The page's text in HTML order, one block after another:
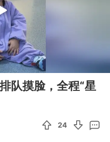
队摸脸，全程“星
24